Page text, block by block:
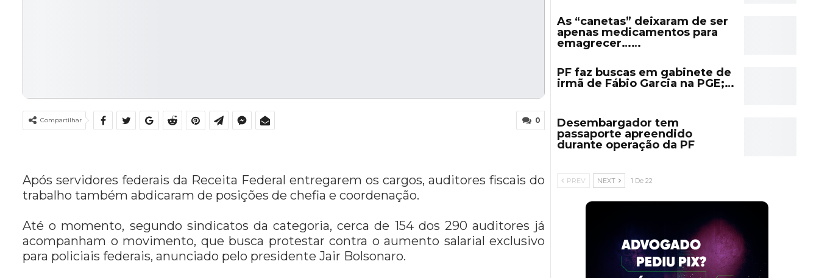
0
Compartilhar
Após servidores federais da Receita Federal entregarem os cargos, auditores fiscais do
trabalho também abdicaram de posições de chefia e coordenação.
Até o momento, segundo sindicatos da categoria, cerca de 154 dos 290 auditores já
acompanham o movimento, que busca protestar contra o aumento salarial exclusivo
para policiais federais, anunciado pelo presidente Jair Bolsonaro.
As “canetas” deixaram de ser
apenas medicamentos para
emagrecer……
PF faz buscas em gabinete de
irmã de Fábio Garcia na PGE;…
Desembargador tem
passaporte apreendido
durante operação da PF
PREV NEXT 1 De 22